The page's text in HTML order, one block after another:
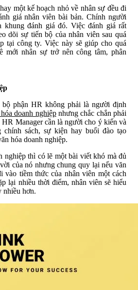
một kế hoạch nhỏ về nhân sự đều đi
giá nhân viên bài bản. Chính người
đánh giá đó. Việc đánh giá rất
dõi sự tiến bộ của nhân viên sau quá
tại công ty. Việc này sẽ giúp cho quá
mới nhân sự trở nên công tâm, phân
phận HR không phải là người định
doanh nghiệpnhưng chắc chắn phải
Manager cần là người cho ý kiến và
chính sách, sự kiện hay buổi đào tạo
hóa doanh nghiệp.
nghiệp thì có lẽ một bài viết khó mà đủ
của nó nhưng chung quy lại nếu văn
vào tiềm thức của nhân viên một cách
lại nhiều thời điểm, nhân viên sẽ hiểu
nhiều hơn.